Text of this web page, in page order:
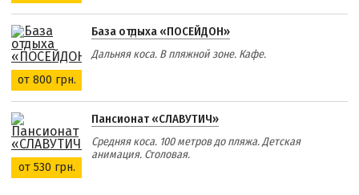
от 800 грн.
База отдыха «ПОСЕЙДОН»
Дальняя коса. В пляжной зоне. Кафе.
от 530 грн.
Пансионат «СЛАВУТИЧ»
Средняя коса. 100 метров до пляжа. Детская
анимация. Столовая.